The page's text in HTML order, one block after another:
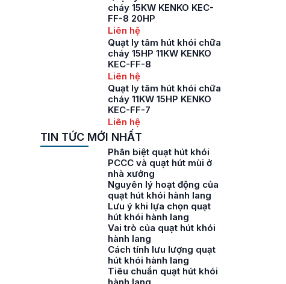
cháy 15KW KENKO KEC-
FF-8 20HP
Liên hệ
Quạt ly tâm hút khói chữa
cháy 15HP 11KW KENKO
KEC-FF-8
Liên hệ
Quạt ly tâm hút khói chữa
cháy 11KW 15HP KENKO
KEC-FF-7
Liên hệ
TIN TỨC MỚI NHẤT
Phân biệt quạt hút khói
PCCC và quạt hút mùi ở
nhà xưởng
Nguyên lý hoạt động của
quạt hút khói hành lang
Lưu ý khi lựa chọn quạt
hút khói hành lang
Vai trò của quạt hút khói
hành lang
Cách tính lưu lượng quạt
hút khói hành lang
Tiêu chuẩn quạt hút khói